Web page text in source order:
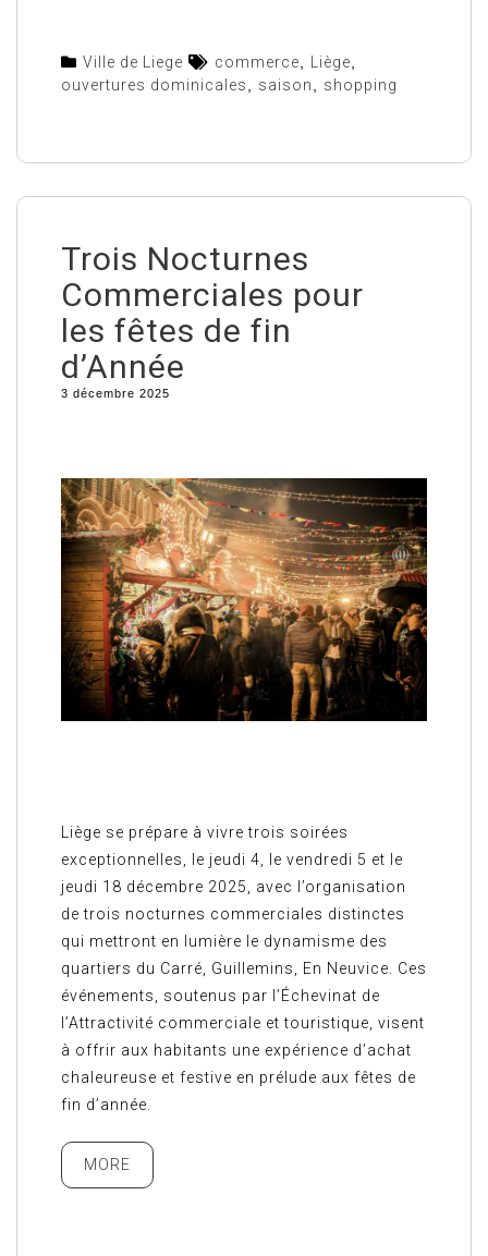
Ville de Liege commerce Liège
ouvertures dominicales
saison shopping
Trois Nocturnes
Commerciales pour
les fêtes de fin
d’Année
3 décembre 2025
Liège se prépare à vivre trois soirées
exceptionnelles, le jeudi 4, le vendredi 5 et le
jeudi 18 décembre 2025, avec l’organisation
de trois nocturnes commerciales distinctes
qui mettront en lumière le dynamisme des
quartiers du Carré, Guillemins, En Neuvice. Ces
événements, soutenus par l’Échevinat de
l’Attractivité commerciale et touristique, visent
à offrir aux habitants une expérience d’achat
chaleureuse et festive en prélude aux fêtes de
fin d’année.
MORE